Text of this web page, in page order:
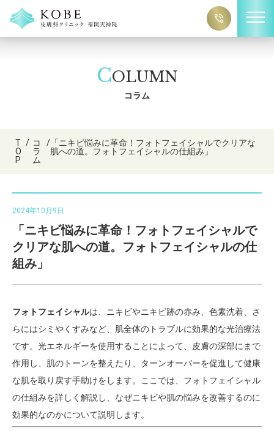
COLUMN
コラム
T
O
P
/ コ
ラ
ム
/「ニキビ悩みに革命！フォトフェイシャルでクリアな
肌への道。フォトフェイシャルの仕組み」
2024年10月9日
「ニキビ悩みに革命！フォトフェイシャルで
クリアな肌への道。フォトフェイシャルの仕
組み」
フォトフェイシャルは、ニキビやニキビ跡の赤み、色素沈着、さ
らにはシミやくすみなど、肌全体のトラブルに効果的な光治療法
です。光エネルギーを使用することによって、皮膚の深部にまで
作用し、肌のトーンを整えたり、ターンオーバーを促進して健康
な肌を取り戻す手助けをします。ここでは、フォトフェイシャル
の仕組みを詳しく解説し、なぜニキビや肌の悩みを改善するのに
効果的なのかについて説明します。